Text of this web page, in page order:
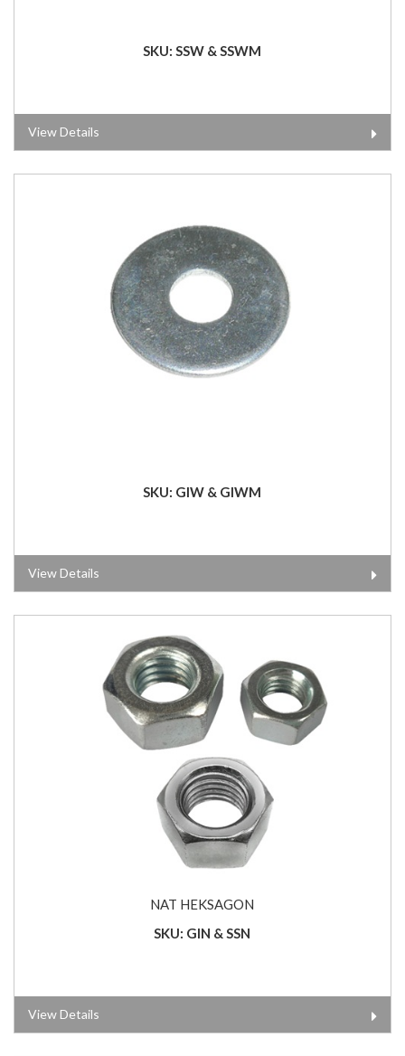
SKU: SSW & SSWM
View Details
SKU: GIW & GIWM
View Details
NAT HEKSAGON
SKU: GIN & SSN
View Details